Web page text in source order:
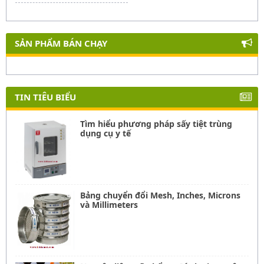
SẢN PHẨM BÁN CHẠY
TIN TIÊU BIỂU
Tìm hiểu phương pháp sấy tiệt trùng
dụng cụ y tế
Bảng chuyển đổi Mesh, Inches, Microns
và Millimeters